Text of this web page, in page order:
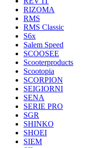
RIZOMA
RMS
RMS Classic
S6x
Salem Speed
SCOOSEE
Scooterproducts
Scootopia
SCORPION
SEIGIORNI
SENA
SERIE PRO
SGR
SHINKO
SHOEI
SIEM